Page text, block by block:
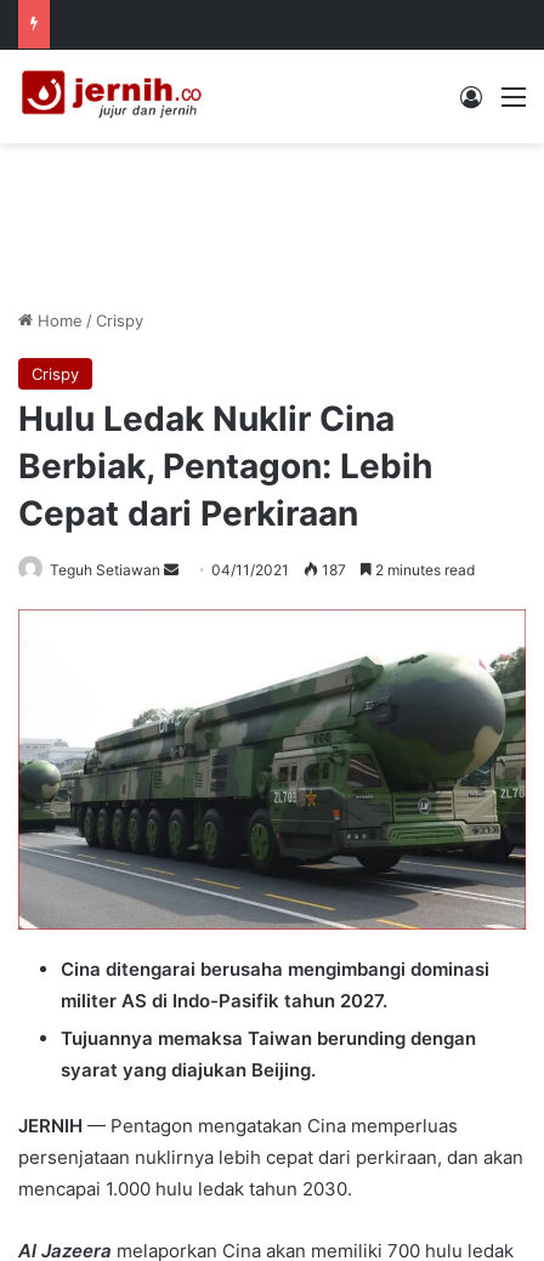
Log In
Home /Crispy
Crispy
Hulu Ledak Nuklir Cina
Berbiak, Pentagon: Lebih
Cepat dari Perkiraan
Teguh Setiawan
Send04/11/2021 187 2 minutes read
Cina ditengarai berusaha mengimbangi dominasi
militer AS di Indo-Pasifik tahun 2027.
Tujuannya memaksa Taiwan berunding dengan
syarat yang diajukan Beijing.
JERNIH — Pentagon mengatakan Cina memperluas
persenjataan nuklirnya lebih cepat dari perkiraan, dan akan
mencapai 1.000 hulu ledak tahun 2030.
Al Jazeera melaporkan Cina akan memiliki 700 hulu ledak